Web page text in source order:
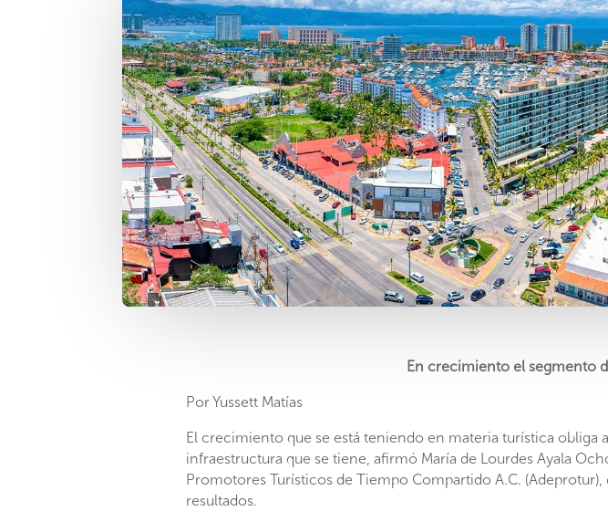
En crecimiento el segmento
Por Yussett Matías
El crecimiento que se está teniendo en materia turística obliga
infraestructura que se tiene, afirmó María de Lourdes Ayala
Promotores Turísticos de Tiempo Compartido A.C.
resultados.